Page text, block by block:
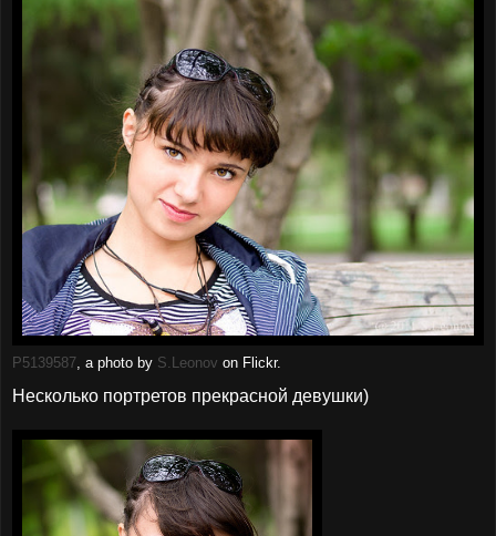
P5139587, a photo by S.Leonov on Flickr.
Несколько портретов прекрасной девушки)